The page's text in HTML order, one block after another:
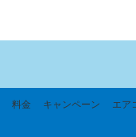
料金 キャンペーン エア